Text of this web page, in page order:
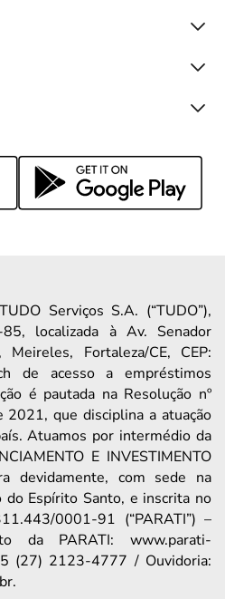
Serviços S.A. (“TUDO”),
localizada à Av. Senador
Fortaleza/CE, CEP:
de acesso a empréstimos
é pautada na Resolução nº
que disciplina a atuação
Atuamos por intermédio da
E INVESTIMENTO
devidamente, com sede na
do Espírito Santo, e inscrita no
0001-91 (“PARATI”) –
da PARATI: www.parati-
(27) 2123-4777 / Ouvidoria: